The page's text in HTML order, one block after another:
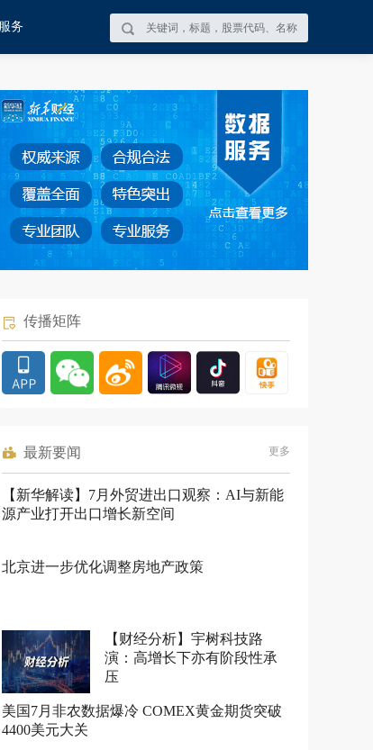
务
传播矩阵
最新要闻 更多
【新华解读】7月外贸进出口观察：AI与新能
源产业打开出口增长新空间
北京进一步优化调整房地产政策
【财经分析】宇树科技路
演：高增长下亦有阶段性承
压
美国7月非农数据爆冷 COMEX黄金期货突破
4400美元大关